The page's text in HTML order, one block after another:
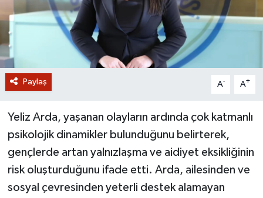
Paylaş A- A+
Yeliz Arda, yaşanan olayların ardında çok katmanlı
psikolojik dinamikler bulunduğunu belirterek,
gençlerde artan yalnızlaşma ve aidiyet eksikliğinin
risk oluşturduğunu ifade etti. Arda, ailesinden ve
sosyal çevresinden yeterli destek alamayan